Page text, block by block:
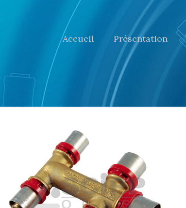
Accueil Présentation